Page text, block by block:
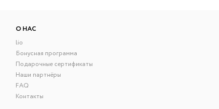
О НАС
lio
Бонусная программа
Подарочные сертификаты
Наши партнёры
FAQ
Контакты